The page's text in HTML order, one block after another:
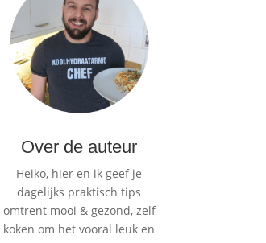
Over de auteur
Heiko, hier en ik geef je
dagelijks praktisch tips
omtrent mooi & gezond, zelf
koken om het vooral leuk en